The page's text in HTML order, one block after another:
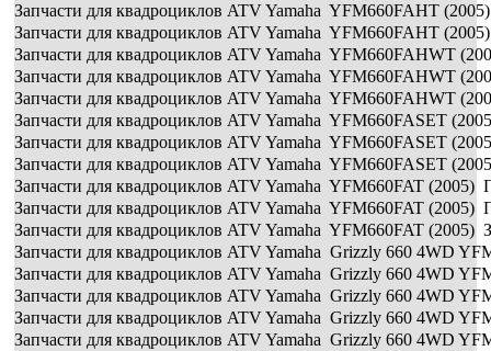
Запчасти для квадроциклов ATV Yamaha YFM660FAHT
Запчасти для квадроциклов ATV Yamaha YFM660FAHT
Запчасти для квадроциклов ATV Yamaha YFM660FAHWT
Запчасти для квадроциклов ATV Yamaha YFM660FAHWT
Запчасти для квадроциклов ATV Yamaha YFM660FAHWT
Запчасти для квадроциклов ATV Yamaha YFM660FASET
Запчасти для квадроциклов ATV Yamaha YFM660FASET
Запчасти для квадроциклов ATV Yamaha YFM660FASET
Запчасти для квадроциклов ATV Yamaha YFM660FAT (2005)
Запчасти для квадроциклов ATV Yamaha YFM660FAT (2005)
Запчасти для квадроциклов ATV Yamaha YFM660FAT (2005)
Запчасти для квадроциклов ATV Yamaha Grizzly 660 4WD
Запчасти для квадроциклов ATV Yamaha Grizzly 660 4WD
Запчасти для квадроциклов ATV Yamaha Grizzly 660 4WD
Запчасти для квадроциклов ATV Yamaha Grizzly 660 4WD
Запчасти для квадроциклов ATV Yamaha Grizzly 660 4WD